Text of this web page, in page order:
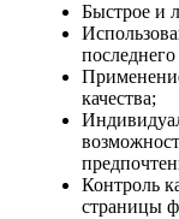
Быстрое и
качества;
Контроль
страницы